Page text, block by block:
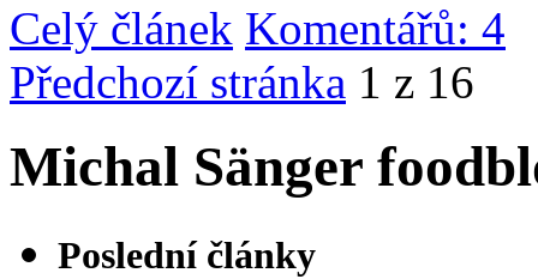
Celý článek Komentářů: 4
Předchozí stránka 1 z 16
Michal Sänger
Poslední články